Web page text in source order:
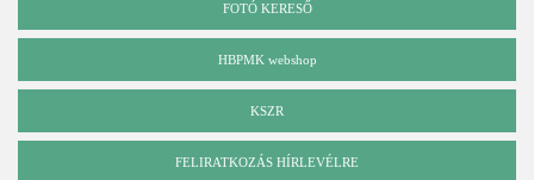
FOTÓ KERESŐ
HBPMK webshop
KSZR
FELIRATKOZÁS HÍRLEVÉLRE